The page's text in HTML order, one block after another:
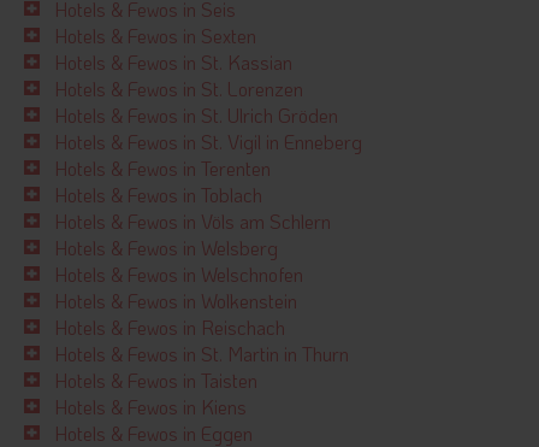
Hotels & Fewos in Seis
Hotels & Fewos in Sexten
Hotels & Fewos in St. Kassian
Hotels & Fewos in St. Lorenzen
Hotels & Fewos in St. Ulrich Gröden
Hotels & Fewos in St. Vigil in Enneberg
Hotels & Fewos in Terenten
Hotels & Fewos in Toblach
Hotels & Fewos in Völs am Schlern
Hotels & Fewos in Welsberg
Hotels & Fewos in Welschnofen
Hotels & Fewos in Wolkenstein
Hotels & Fewos in Reischach
Hotels & Fewos in St. Martin in Thurn
Hotels & Fewos in Taisten
Hotels & Fewos in Kiens
Hotels & Fewos in Eggen